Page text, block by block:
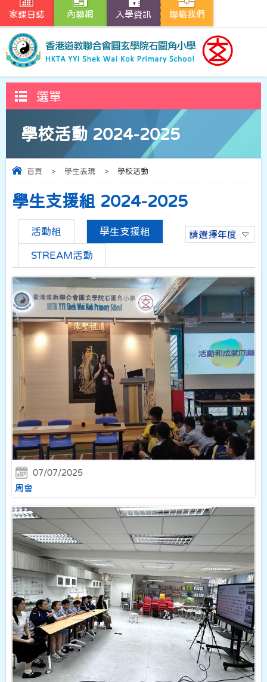
家課日誌 內聯網 入學資訊 聯絡我們
選單
學校活動 2024-2025
首頁 > 學生表現 > 學校活動
學生支援組 2024-2025
請選擇年度
活動組 學生支援組
STREAM活動
07/07/2025
周會